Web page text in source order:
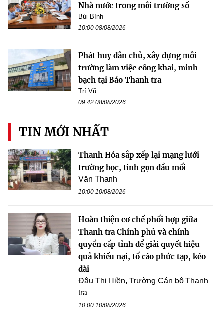
Nhà nước trong môi trường số
Bùi Bình
10:00 08/08/2026
Phát huy dân chủ, xây dựng môi
trường làm việc công khai, minh
bạch tại Báo Thanh tra
Trí Vũ
09:42 08/08/2026
TIN MỚI NHẤT
Thanh Hóa sắp xếp lại mạng lưới
trường học, tinh gọn đầu mối
Văn Thanh
10:00 10/08/2026
Hoàn thiện cơ chế phối hợp giữa
Thanh tra Chính phủ và chính
quyền cấp tỉnh để giải quyết hiệu
quả khiếu nại, tố cáo phức tạp, kéo
dài
Đậu Thị Hiền, Trường Cán bộ Thanh
tra
10:00 10/08/2026